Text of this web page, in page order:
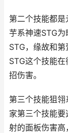
第二个技能都
芋系神速STG
STG，缘故和
STG这个技能
招伤害。
第三个技能狙
家第三个技能
射的面板伤害